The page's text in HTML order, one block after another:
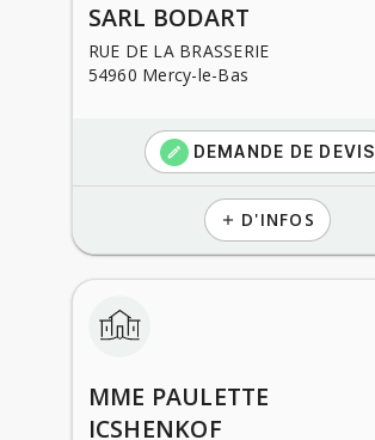
SARL BODART
RUE DE LA BRASSERIE
54960 Mercy-le-Bas
create DEMANDE DE DEVIS
add D'INFOS
MME PAULETTE
ICSHENKOF